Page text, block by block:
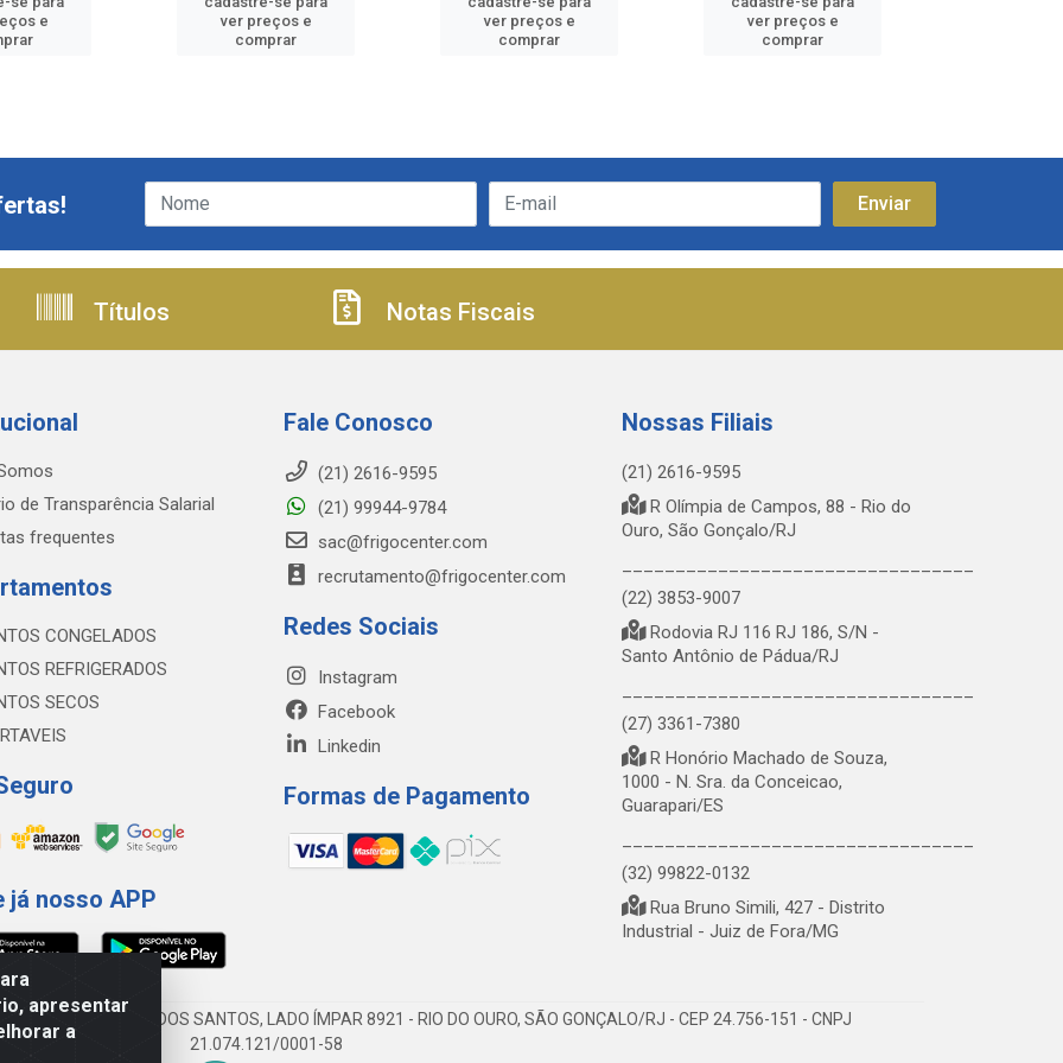
e
ver preços e
comprar
ver preços e
comprar
ver preços e
comprar
apresentar
a
Títulos Notas Fiscais
de Transparência Salarial
frequentes
CONGELADOS
REFRIGERADOS
SECOS
já nosso APP
Fale Conosco
(21) 2616-9595
(21) 99944-9784
sac@frigocenter.com
recrutamento@frigocenter.com
Redes Sociais
Instagram
Facebook
Linkedin
Formas de Pagamento
Nossas Filiais
(21) 2616-9595
R Olímpia de Campos, 88 - Rio do
Ouro, São Gonçalo/RJ
(22) 3853-9007
Rodovia RJ 116 RJ 186, S/N -
Santo Antônio de Pádua/RJ
(27) 3361-7380
R Honório Machado de Souza,
1000 - N. Sra. da Conceicao,
Guarapari/ES
(32) 99822-0132
Rua Bruno Simili, 427 - Distrito
Industrial - Juiz de Fora/MG
AV DA ABDIAS JOSÉ DOS SANTOS, LADO ÍMPAR 8921 - RIO DO OURO, SÃO GONÇALO/RJ - CEP 24.756-151 - CNPJ
21.074.121/0001-58